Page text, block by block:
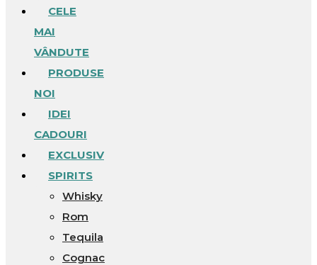
CELE
MAI
VÂNDUTE
PRODUSE
NOI
IDEI
CADOURI
EXCLUSIV
SPIRITS
Whisky
Rom
Tequila
Cognac